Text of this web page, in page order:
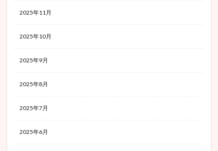
2025年11月
2025年10月
2025年9月
2025年8月
2025年7月
2025年6月